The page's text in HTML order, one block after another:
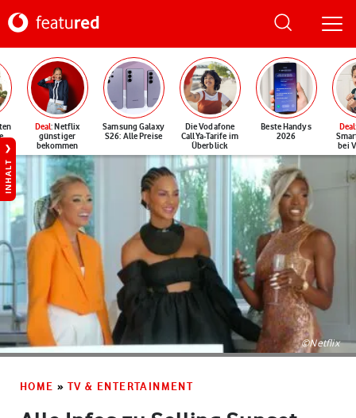
Deal: Netflix
günstiger
bekommen
Samsung Galaxy
S26: Alle Preise
Die Vodafone
CallYa-Tarife im
Überblick
Beste Handys
2026
Deal
bei
INHALT
©Netflix
HOME » TV & ENTERTAINMENT